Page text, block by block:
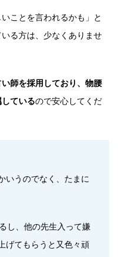
ことを言われるかも」と
る方は、少なくありませ
師を採用しており、物腰
ているので安心してくだ
いうのでなく、たまに
し、他の先生入って嫌
げてもらうと又色々頑